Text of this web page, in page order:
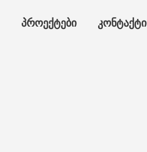
პროექტები კონტაქტი